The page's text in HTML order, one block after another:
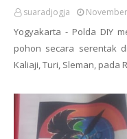
suaradjogja
Yogyakarta - Polda DIY
pohon secara serentak
Kaliaji, Turi, Sleman, pada